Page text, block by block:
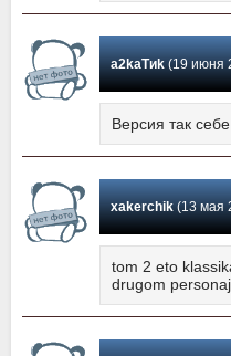
a2kaTиk(19 июня
Версия так
xakerchik(13 мая
tom 2 eto
drugom